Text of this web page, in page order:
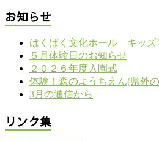
お知らせ
はくばく文化ホール キッズ
５月体験日のお知らせ
２０２６年度入園式
体験！森のようちえん(県外の
3月の通信から
リンク集